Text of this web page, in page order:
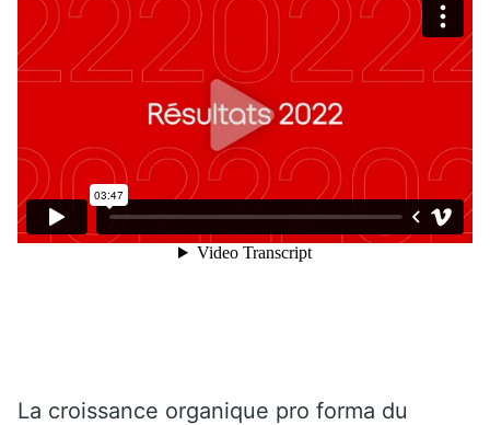
La croissance organique pro forma du